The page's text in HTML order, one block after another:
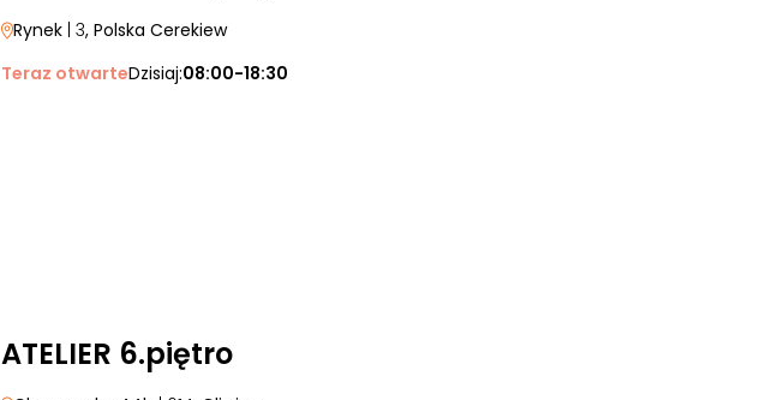
Rynek | 3, Polska Cerekiew
Teraz otwarteDzisiaj:08:00-18:30
ATELIER 6.piętro